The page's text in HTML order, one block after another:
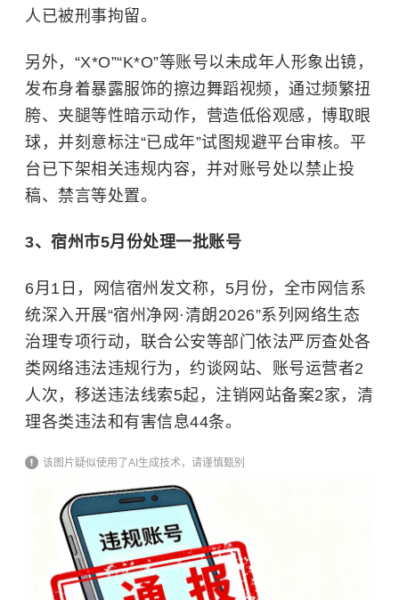
人 已被刑事拘留。
另外，“X*O”“K*O”等账号以未成年人形象出镜，
发布身着暴露服饰的擦边舞蹈视频，通过频繁扭
胯、夹腿等性暗示动作，营造低俗观感，博取眼
球，并刻意标注“已成年”试图规避平台审核。平
台已下架相关违规内容，并对账号处以禁止投
稿、禁言等处置。
3、宿州市5月份处理一批账号
6月1日，网信宿州发文称，5月份，全市网信系
统深入开展“宿州净网·清朗2026”系列网络生态
治理专项行动，联合公安等部门依法严厉查处各
类网络违法违规行为，约谈网站、账号运营者2
人次，移送违法线索5起，注销网站备案2家，清
理各类违法和有害信息44条。
该图片疑似使用了AI生成技术，请谨慎甄别